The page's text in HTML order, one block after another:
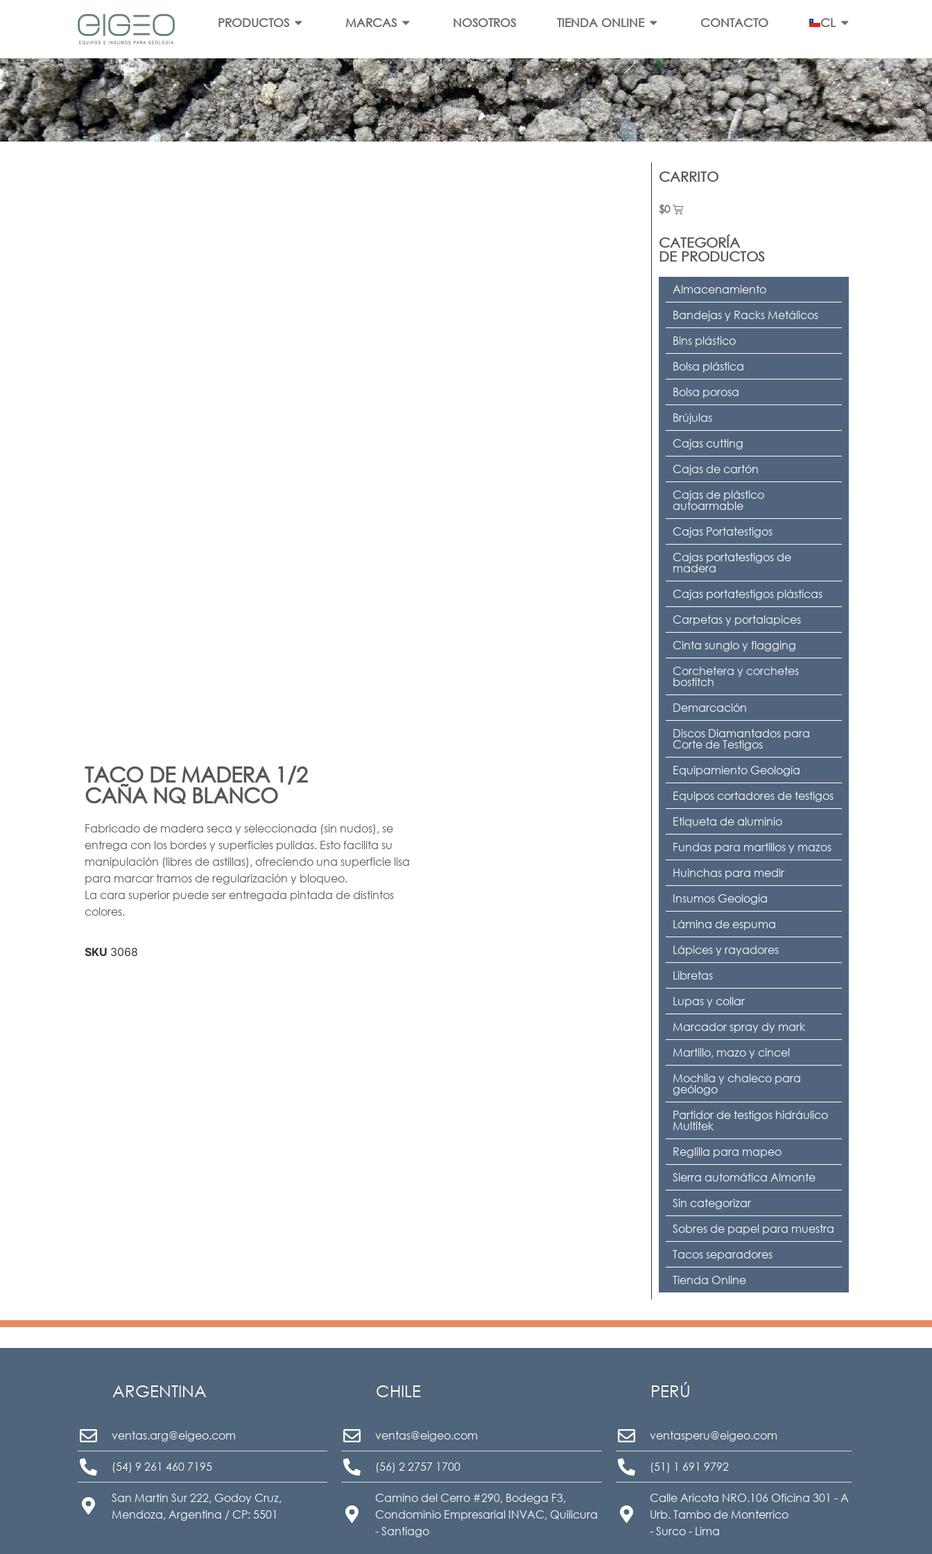
PRODUCTOS MARCAS NOSOTROS TIENDA ONLINE CONTACTO CL
TACO DE MADERA 1/2
CAÑA NQ BLANCO
Fabricado de madera seca y seleccionada (sin nudos), se
entrega con los bordes y superficies pulidas. Esto facilita su
manipulación (libres de astillas), ofreciendo una superficie lisa
para marcar tramos de regularización y bloqueo.
La cara superior puede ser entregada pintada de distintos
colores.
SKU 3068
CARRITO
$0
CATEGORÍA
DE PRODUCTOS
Almacenamiento
Bandejas y Racks Metálicos
Bins plástico
Bolsa plástica
Bolsa porosa
Brújulas
Cajas cutting
Cajas de cartón
Cajas de plástico
autoarmable
Cajas Portatestigos
Cajas portatestigos de
madera
Cajas portatestigos plásticas
Carpetas y portalapices
Cinta sunglo y flagging
Corchetera y corchetes
bostitch
Demarcación
Discos Diamantados para
Corte de Testigos
Equipamiento Geología
Equipos cortadores de testigos
Etiqueta de aluminio
Fundas para martillos y mazos
Huinchas para medir
Insumos Geología
Lámina de espuma
Lápices y rayadores
Libretas
Lupas y collar
Marcador spray dy mark
Martillo, mazo y cincel
Mochila y chaleco para
geólogo
Partidor de testigos hidráulico
Multitek
Reglilla para mapeo
Sierra automática Almonte
Sin categorizar
Sobres de papel para muestra
Tacos separadores
Tienda Online
ARGENTINA
ventas.arg@eigeo.com
(54) 9 261 460 7195
San Martin Sur 222, Godoy Cruz,
Mendoza, Argentina / CP: 5501
CHILE
ventas@eigeo.com
(56) 2 2757 1700
Camino del Cerro #290, Bodega F3,
Condominio Empresarial INVAC, Quilicura
- Santiago
PERÚ
ventasperu@eigeo.com
(51) 1 691 9792
Calle Aricota NRO.106 Oficina 301 - A
Urb. Tambo de Monterrico
- Surco - Lima